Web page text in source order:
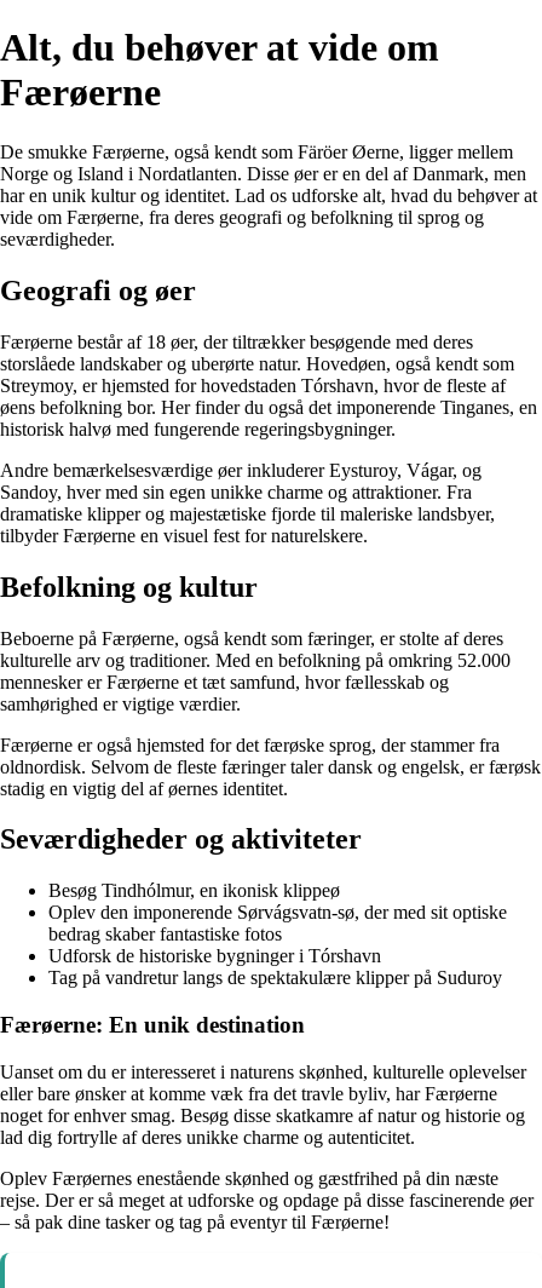
Alt, du behøver at vide om
Færøerne
De smukke Færøerne, også kendt som Färöer Øerne, ligger mellem
Norge og Island i Nordatlanten. Disse øer er en del af Danmark, men
har en unik kultur og identitet. Lad os udforske alt, hvad du behøver at
vide om Færøerne, fra deres geografi og befolkning til sprog og
seværdigheder.
Geografi og øer
Færøerne består af 18 øer, der tiltrækker besøgende med deres
storslåede landskaber og uberørte natur. Hovedøen, også kendt som
Streymoy, er hjemsted for hovedstaden Tórshavn, hvor de fleste af
øens befolkning bor. Her finder du også det imponerende Tinganes, en
historisk halvø med fungerende regeringsbygninger.
Andre bemærkelsesværdige øer inkluderer Eysturoy, Vágar, og
Sandoy, hver med sin egen unikke charme og attraktioner. Fra
dramatiske klipper og majestætiske fjorde til maleriske landsbyer,
tilbyder Færøerne en visuel fest for naturelskere.
Befolkning og kultur
Beboerne på Færøerne, også kendt som færinger, er stolte af deres
kulturelle arv og traditioner. Med en befolkning på omkring 52.000
mennesker er Færøerne et tæt samfund, hvor fællesskab og
samhørighed er vigtige værdier.
Færøerne er også hjemsted for det færøske sprog, der stammer fra
oldnordisk. Selvom de fleste færinger taler dansk og engelsk, er færøsk
stadig en vigtig del af øernes identitet.
Seværdigheder og aktiviteter
Besøg Tindhólmur, en ikonisk klippeø
Oplev den imponerende Sørvágsvatn-sø, der med sit optiske
bedrag skaber fantastiske fotos
Udforsk de historiske bygninger i Tórshavn
Tag på vandretur langs de spektakulære klipper på Suduroy
Færøerne: En unik destination
Uanset om du er interesseret i naturens skønhed, kulturelle oplevelser
eller bare ønsker at komme væk fra det travle byliv, har Færøerne
noget for enhver smag. Besøg disse skatkamre af natur og historie og
lad dig fortrylle af deres unikke charme og autenticitet.
Oplev Færøernes enestående skønhed og gæstfrihed på din næste
rejse. Der er så meget at udforske og opdage på disse fascinerende øer
– så pak dine tasker og tag på eventyr til Færøerne!